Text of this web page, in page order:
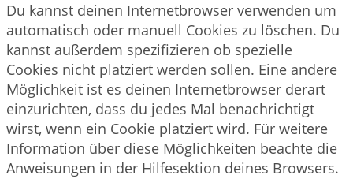
Du kannst deinen Internetbrowser verwenden um
automatisch oder manuell Cookies zu löschen. Du
kannst außerdem spezifizieren ob spezielle
Cookies nicht platziert werden sollen. Eine andere
Möglichkeit ist es deinen Internetbrowser derart
einzurichten, dass du jedes Mal benachrichtigt
wirst, wenn ein Cookie platziert wird. Für weitere
Information über diese Möglichkeiten beachte die
Anweisungen in der Hilfesektion deines Browsers.